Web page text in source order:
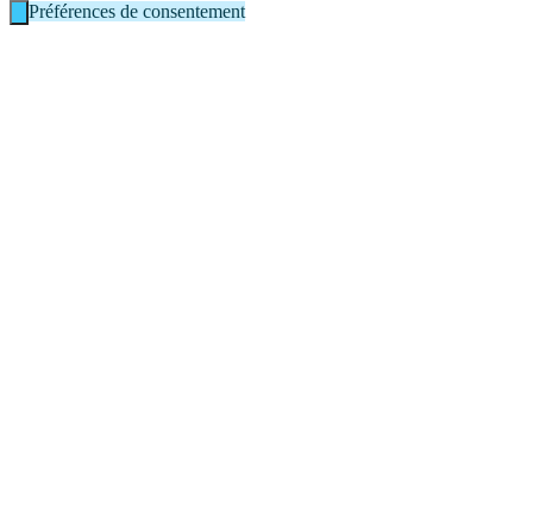
Préférences de consentement